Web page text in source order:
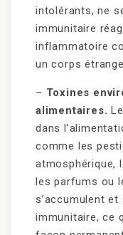
intolérants, ne
immunitaire
inflammatoire
un corps
– Toxines
alimentaires.
dans
comme les
atmosphérique,
les parfums ou
s’accumulent
immunitaire, ce